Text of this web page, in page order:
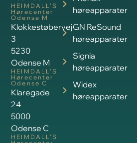
HEIMDALL’S
Hørecenter
Odense M
Klokkestøbervej
3
5230
Odense M
HEIMDALL’S
Hørecenter
Odense C
Klaregade
24
5000
Odense C
HEIMDALL’S
høreapparater
GN ReSound
høreapparater
Signia
høreapparater
Widex
høreapparater